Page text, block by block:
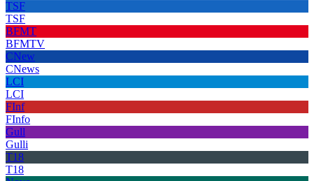
TSF
TSF
BFMT
BFMTV
CNew
CNews
LCI
LCI
FInf
FInfo
Gull
Gulli
T18
T18